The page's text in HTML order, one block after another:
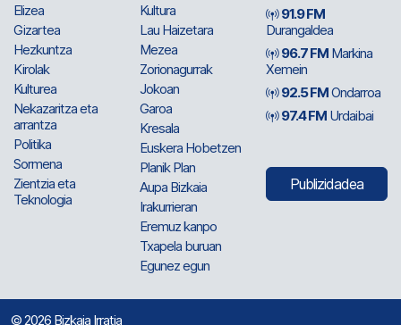
Elizea
Gizartea
Hezkuntza
Kirolak
Kulturea
Nekazaritza eta
arrantza
Politika
Sormena
Zientzia eta
Teknologia
Kultura
Lau Haizetara
Mezea
Zorionagurrak
Jokoan
Garoa
Kresala
Euskera Hobetzen
Planik Plan
Aupa Bizkaia
Irakurrieran
Eremuz kanpo
Txapela buruan
Egunez egun
91.9 FM
Durangaldea
96.7 FM Markina
Xemein
92.5 FMOndarroa
97.4 FM Urdaibai
Publizidadea
© 2026 Bizkaia Irratia